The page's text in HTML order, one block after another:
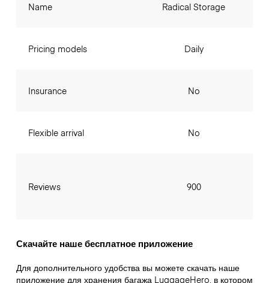
Name
Pricing models
Insurance
Flexible arrival
Reviews
Radical Storage
Daily
No
No
900
Скачайте наше бесплатное приложение
Для дополнительного удобства вы можете скачать наше
приложение для хранения багажа LuggageHero, в котором